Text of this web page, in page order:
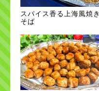
スパイス香る上海風焼き
そば